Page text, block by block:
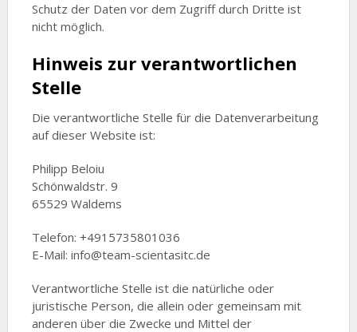
Schutz der Daten vor dem Zugriff durch Dritte ist
nicht möglich.
Hinweis zur verantwortlichen
Stelle
Die verantwortliche Stelle für die Datenverarbeitung
auf dieser Website ist:
Philipp Beloiu
Schönwaldstr. 9
65529 Waldems
Telefon: +4915735801036
E-Mail: info@team-scientasitc.de
Verantwortliche Stelle ist die natürliche oder
juristische Person, die allein oder gemeinsam mit
anderen über die Zwecke und Mittel der